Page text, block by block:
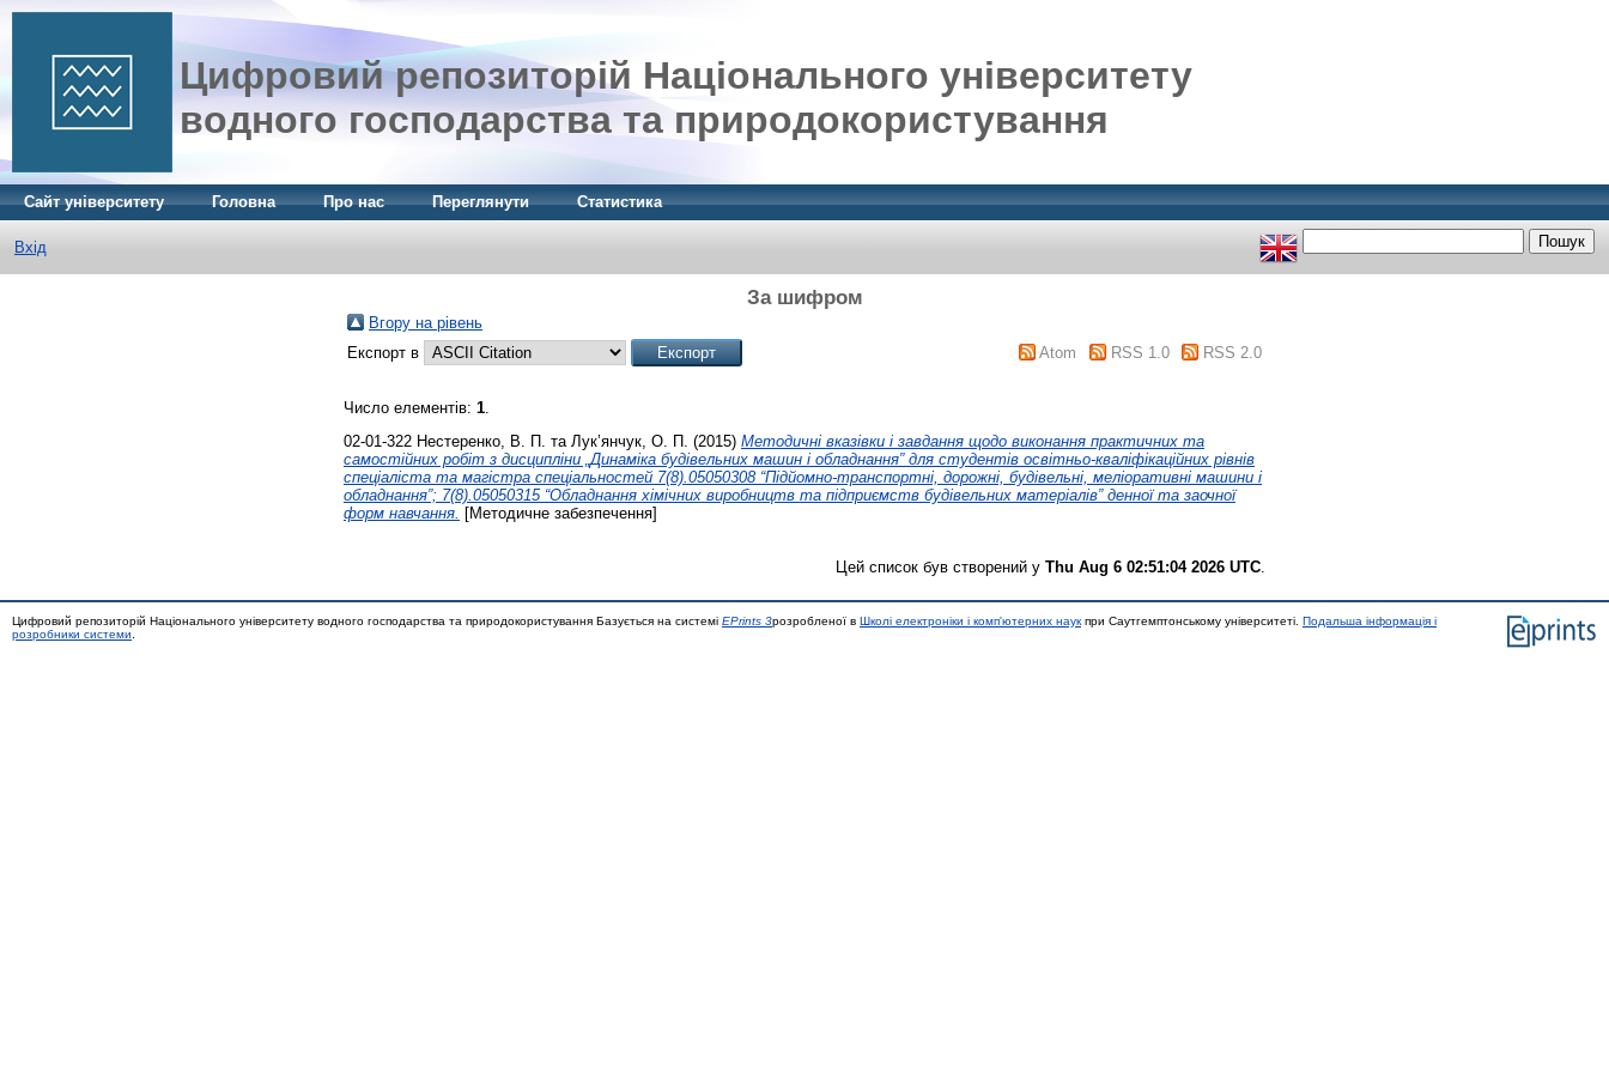
Цифровий репозиторій Національного університету
водного господарства та природокористування
Сайт університету Головна Про нас Переглянути Статистика
Вхід
За шифром
Вгору на рівень
Експорт в
Atom RSS 1.0 RSS 2.0
Число елементів: 1.
02-01-322 Нестеренко, В. П. та Лук’янчук, О. П. (2015) Методичні вказівки і завдання щодо виконання практичних та
самостійних робіт з дисципліни „Динаміка будівельних машин і обладнання” для студентів освітньо-кваліфікаційних рівнів
спеціаліста та магістра спеціальностей 7(8).05050308 “Підйомно-транспортні, дорожні, будівельні, меліоративні машини і
обладнання”; 7(8).05050315 “Обладнання хімічних виробництв та підприємств будівельних матеріалів” денної та заочної
форм навчання.
[Методичне забезпечення]
Цей список був створений у Thu Aug 6 02:51:04 2026 UTC
Цифровий репозиторій Національного університету водного господарства та природокористування Базується на системі EPrints 3розробленої в Школі електроніки і комп'ютерних наук при Саутгемптонському університеті. Подальша інформація і
розробники системи